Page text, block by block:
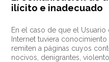
ilícito e inadecuado
En el caso de que el
Internet tuviera
remiten a páginas cuyos
nocivos, denigrantes,